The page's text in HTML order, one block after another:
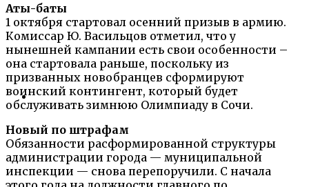
Аты-баты
1 октября стартовал осенний призыв в армию.
Комиссар Ю. Васильцов отметил, что у
нынешней кампании есть свои особенности –
она стартовала раньше, поскольку из
призванных новобранцев сформируют
воинский контингент, который будет
обслуживать зимнюю Олимпиаду в Сочи.
Новый по штрафам
Обязанности расформированной структуры
администрации города — муниципальной
инспекции — снова перепоручили. С начала